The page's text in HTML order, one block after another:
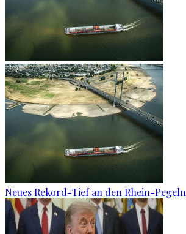
Neues Rekord-Tief an den Rhein-Pegeln